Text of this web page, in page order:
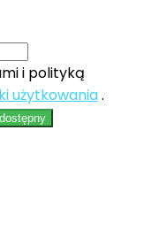
i polityką
użytkowania.